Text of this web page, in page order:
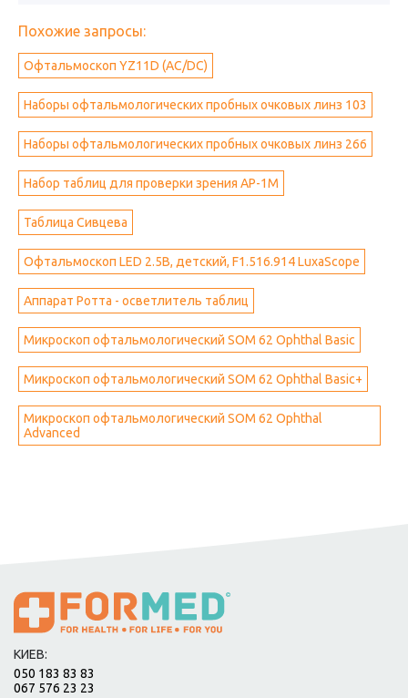
Похожие запросы:
Офтальмоскоп YZ11D (АС/DC)
Наборы офтальмологических пробных очковых линз 103
Наборы офтальмологических пробных очковых линз 266
Набор таблиц для проверки зрения АР-1М
Таблица Сивцева
Офтальмоскоп LED 2.5В, детский, F1.516.914 LuxaScope
Аппарат Ротта - осветлитель таблиц
Микроскоп офтальмологический SOM 62 Ophthal Basic
Микроскоп офтальмологический SOM 62 Ophthal Basic+
Микроскоп офтальмологический SOM 62 Ophthal
Advanced
КИЕВ:
050 183 83 83
067 576 23 23